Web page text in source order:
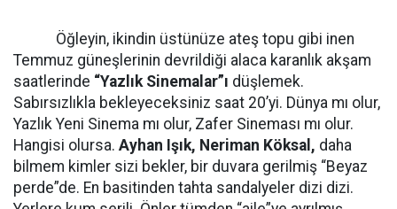
Öğleyin, ikindin üstünüze ateş topu gibi inen
Temmuz güneşlerinin devrildiği alaca karanlık akşam
saatlerinde “Yazlık Sinemalar”ı düşlemek.
Sabırsızlıkla bekleyeceksiniz saat 20’yi. Dünya mı olur,
Yazlık Yeni Sinema mı olur, Zafer Sineması mı olur.
Hangisi olursa. Ayhan Işık, Neriman Köksal, daha
bilmem kimler sizi bekler, bir duvara gerilmiş “Beyaz
perde”de. En basitinden tahta sandalyeler dizi dizi.